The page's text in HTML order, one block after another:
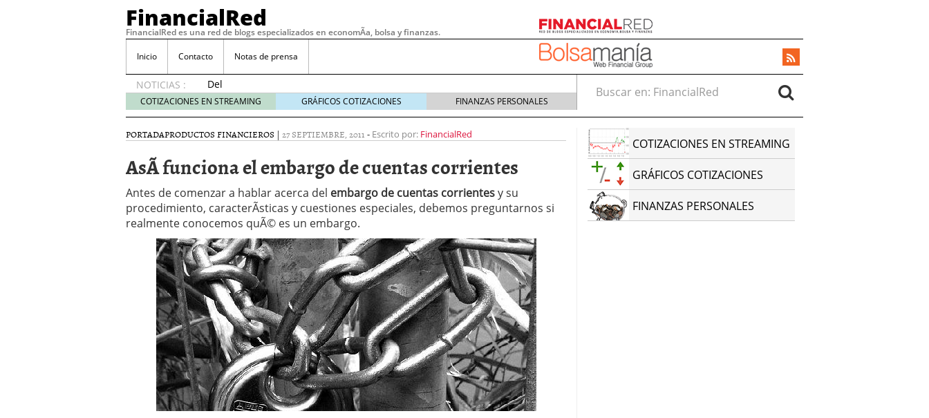
FinancialRed
FinancialRed es una red de blogs especializados en economÃ­a, bolsa y finanzas.
Inicio Contacto Notas de prensa
NOTICIAS :
Del
depósito
a la
cómo
cambiando
gestión
del
ahorro
en
España
05/08/2026
Seguros de convenio en pymes: la obligación que muchas empresas
descubren cuando ya es demasiado tarde 20/07/2026
ReseÃ±a de SIFX: Lo Que Deben Saber los Traders Mexicanos Antes de
Operar 29/06/2026
Crear empresa online vs proceso tradicional: ventajas reales para pymes
29/05/2026
CÃ³mo afrontar una baja mÃ©dica cuando trabajas por cuenta propia
26/05/2026
COTIZACIONES EN STREAMING GRÁFICOS COTIZACIONES FINANZAS PERSONALES
Buscar en:
PORTADAPRODUCTOS FINANCIEROS | 27 SEPTIEMBRE, 2011 - Escrito por: FinancialRed
AsÃ­ funciona el embargo de cuentas corrientes
Antes de comenzar a hablar acerca del embargo de cuentas corrientesy su
procedimiento, caracterÃ­sticas y cuestiones especiales, debemos preguntarnos si
realmente conocemos quÃ© es un embargo.
COTIZACIONES EN STREAMING
GRÁFICOS COTIZACIONES
FINANZAS PERSONALES